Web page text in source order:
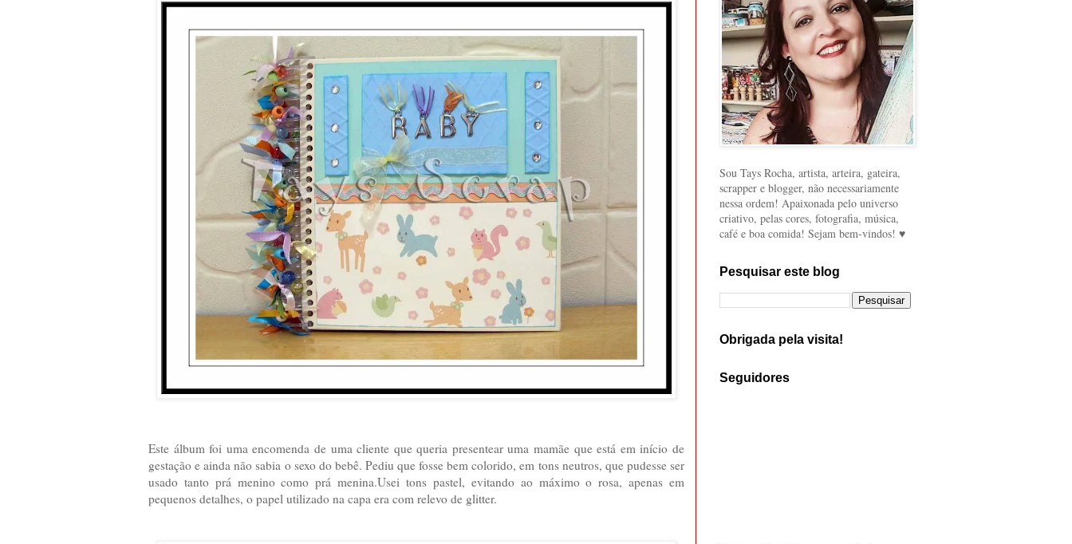
Este álbum foi uma encomenda de uma cliente que queria presentear uma mamãe que está em início de
gestação e ainda não sabia o sexo do bebê. Pediu que fosse bem colorido, em tons neutros, que pudesse ser
usado tanto prá menino como prá menina.Usei tons pastel, evitando ao máximo o rosa, apenas em
pequenos detalhes, o papel utilizado na capa era com relevo de glitter.
Sou Tays Rocha, artista, arteira, gateira,
scrapper e blogger, não necessariamente
nessa ordem! Apaixonada pelo universo
criativo, pelas cores, fotografia, música,
café e boa comida! Sejam bem-vindos! ♥
Pesquisar este blog
Obrigada pela visita!
Seguidores